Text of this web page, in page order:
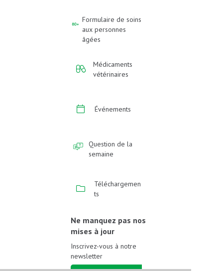
Formulaire de soins
aux personnes
âgées
Médicaments
vétérinaires
Événements
Question de la
semaine
Téléchargemen
ts
Ne manquez pas nos
mises à jour
Inscrivez-vous à notre
newsletter